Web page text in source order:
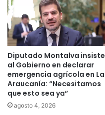
Diputado Montalva insiste
al Gobierno en declarar
emergencia agrícola en La
Araucanía: “Necesitamos
que esto sea ya”
agosto 4, 2026